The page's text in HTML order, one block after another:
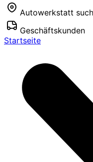
Autowerkstatt
Geschäftskunden
Startseite